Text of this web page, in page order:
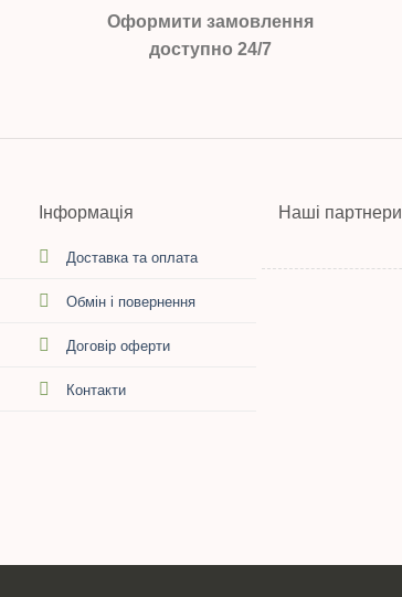
Оформити замовлення
доступно 24/7
Інформація
Доставка та оплата
Обмін і повернення
Договір оферти
Контакти
Наші партнери